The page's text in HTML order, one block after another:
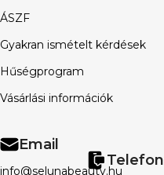
ÁSZF
Gyakran ismételt kérdések
Hűségprogram
Vásárlási információk
Email
info@selunabeauty.hu
Telefon